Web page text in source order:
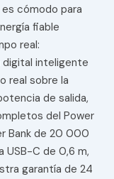
cómodo para
fiable
real:
digital inteligente
real sobre la
de salida,
del Power
Bank de 20 000
USB-C de 0,6 m,
garantía de 24